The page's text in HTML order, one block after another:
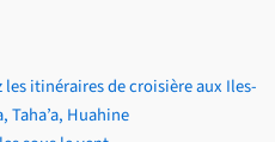
les itinéraires de croisière aux Iles-
Taha’a, Huahine